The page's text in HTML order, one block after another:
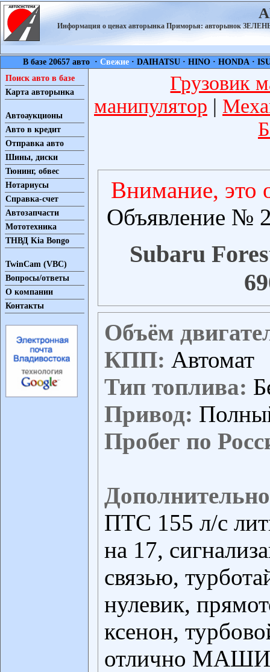
Информация о ценах авторынка Приморья: авторынок
В базе 20657 авто ·Свежие ·DAIHATSU ·HINO ·HONDA ·
Поиск авто в базе
Карта авторынка
Автоаукционы
Авто в кредит
Отправка авто
Шины, диски
Тюнинг, обвес
Нотариусы
Справка-счет
Автозапчасти
Мототехника
ТНВД Kia Bongo
TwinCam (VBC)
Вопросы/ответы
О компании
Контакты
Грузовик
манипулятор |
Внимание, это
Объявление №
Subaru
Объём
КПП: Автомат
Тип топлива:
Привод:
Пробег по
ПТС 155 л/с
на 17,
связью,
нулевик,
ксенон,
отлично